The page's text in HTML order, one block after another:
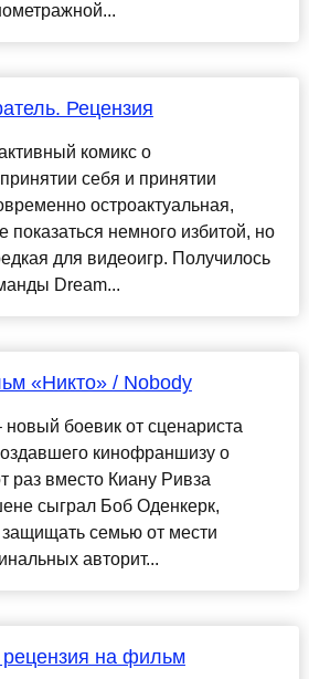
Рецензия
комикс о
себя и принятии
остроактуальная,
показаться немного избитой, но
для видеоигр. Получилось
Dream...
«Никто» / Nobody
боевик от сценариста
кинофраншизу о
раз вместо Киану Ривза
сыграл Боб Оденкерк,
защищать семью от мести
авторит...
на фильм